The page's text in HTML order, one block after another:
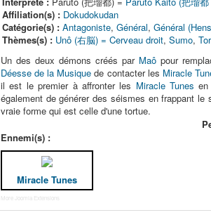
Affiliation(s) : Dokudokudan
Catégorie(s) : Antagoniste, Général, Général
Thèmes(s) : Unô (右脳) = Cerveau droit, Sumo,
Un des deux démons créés par Maô pour
Déesse de la Musique de contacter les Miracle
il est le premier à affronter les Miracle Tunes
également de générer des séismes en frappant
vraie forme qui est celle d'une tortue.
Ennemi(s) :
Miracle Tunes
More Joomla Extensions